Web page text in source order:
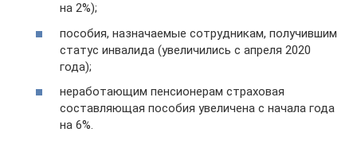
на 2%);
пособия, назначаемые сотрудникам, получившим
статус инвалида (увеличились с апреля 2020
года);
неработающим пенсионерам страховая
составляющая пособия увеличена с начала года
на 6%.